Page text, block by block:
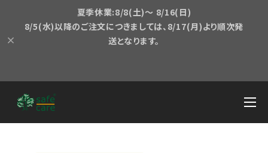
夏季休業:8/8(土)～ 8/16(日)
8/5(水)以降のご注文につきましては、8/17(月)より順次発
送となります。